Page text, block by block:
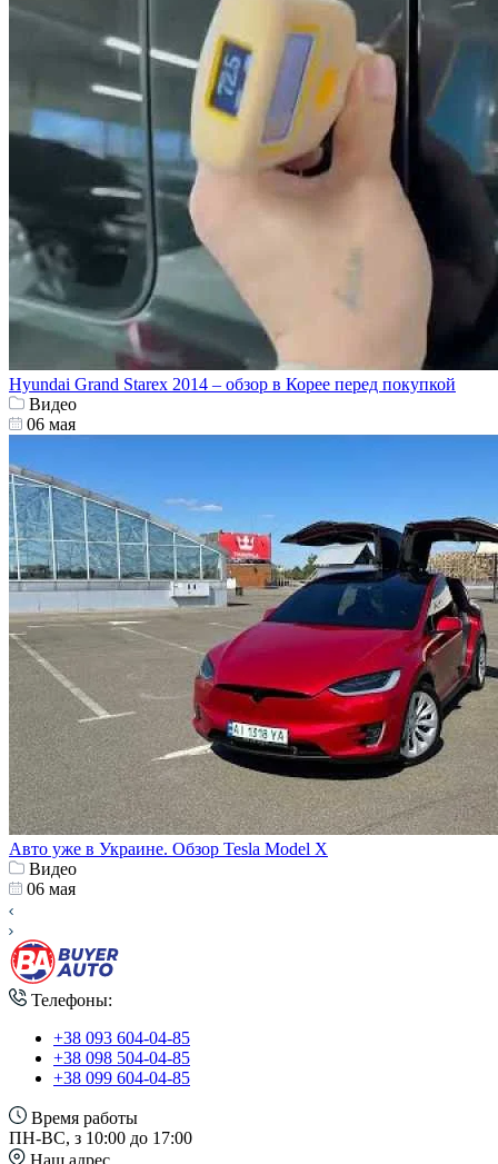
Hyundai Grand Starex 2014 – обзор в Корее перед покупкой
Видео
06 мая
Авто уже в Украине. Обзор Tesla Model X
Видео
06 мая
Телефоны:
+38 093 604-04-85
+38 098 504-04-85
+38 099 604-04-85
Время работы
ПН-ВС, з 10:00 до 17:00
Наш адрес